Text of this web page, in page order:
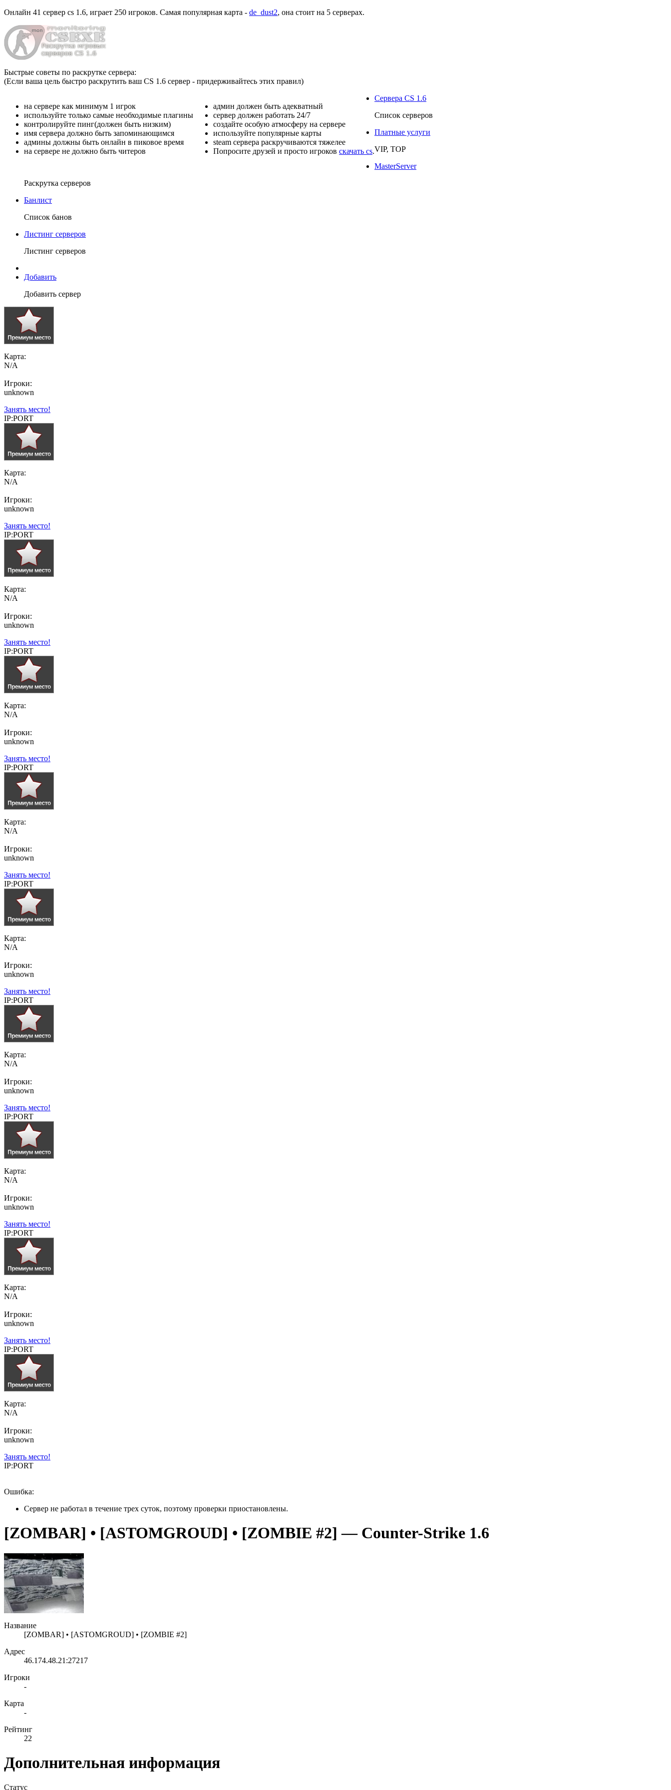
Онлайн 41 сервер cs 1.6, играет 250 игроков. Самая популярная карта - de_dust2, она стоит на 5 серверах.
Быстрые советы по раскрутке сервера:
(Если ваша цель быстро раскрутить ваш CS 1.6 сервер - придерживайтесь этих правил)
на сервере как минимум 1 игрок
используйте только самые необходимые плагины
контролируйте пинг(должен быть низким)
имя сервера должно быть запоминающимся
админы должны быть онлайн в пиковое время
на сервере не должно быть читеров
админ должен быть адекватный
сервер должен работать 24/7
создайте особую атмосферу на сервере
используйте популярные карты
steam сервера раскручиваются тяжелее
Попросите друзей и просто игроков скачать cs.
Сервера CS 1.6
Список серверов
Платные услуги
VIP, TOP
MasterServer
Раскрутка серверов
Банлист
Список банов
Листинг серверов
Листинг серверов
Добавить
Добавить сервер
Карта:
N/A
Игроки:
unknown
Занять место!
IP:PORT
Карта:
N/A
Игроки:
unknown
Занять место!
IP:PORT
Карта:
N/A
Игроки:
unknown
Занять место!
IP:PORT
Карта:
N/A
Игроки:
unknown
Занять место!
IP:PORT
Карта:
N/A
Игроки:
unknown
Занять место!
IP:PORT
Карта:
N/A
Игроки:
unknown
Занять место!
IP:PORT
Карта:
N/A
Игроки:
unknown
Занять место!
IP:PORT
Карта:
N/A
Игроки:
unknown
Занять место!
IP:PORT
Карта:
N/A
Игроки:
unknown
Занять место!
IP:PORT
Карта:
N/A
Игроки:
unknown
Занять место!
IP:PORT
Ошибка:
Сервер не работал в течение трех суток, поэтому проверки приостановлены.
[ZOMBAR] • [ASTOMGROUD] • [ZOMBIE #2] — Counter-Strike 1.6
Название
[ZOMBAR] • [ASTOMGROUD] • [ZOMBIE #2]
Адрес
46.174.48.21:27217
Игроки
-
Карта
-
Рейтинг
22
Дополнительная информация
Статус